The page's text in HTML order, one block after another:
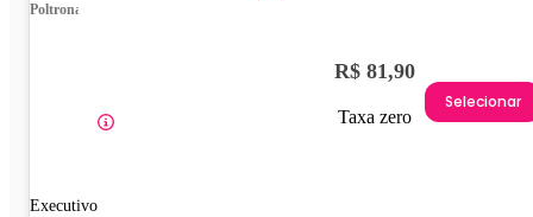
Poltrona
Executivo
R$ 81,90
Taxa zero
Selecionar